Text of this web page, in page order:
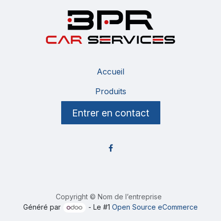
Accueil
Produits
Entrer en contact
Copyright © Nom de l’entreprise
Généré par
- Le #1Open Source eCommerce